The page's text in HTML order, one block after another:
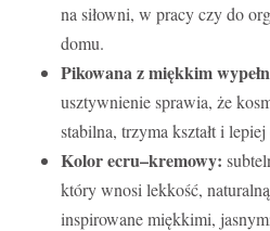
na siłowni, w pracy czy do
domu.
Pikowana z miękkim
usztywnienie sprawia, że
stabilna, trzyma kształt i
Kolor ecru–kremowy:
który wnosi lekkość,
inspirowane miękkimi,